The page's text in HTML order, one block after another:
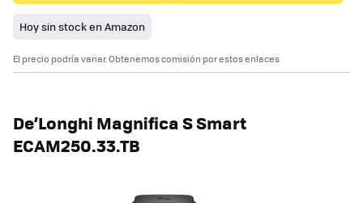
Hoy sin stock en Amazon
El precio podría variar. Obtenemos comisión por estos enlaces
De’Longhi Magnifica S Smart
ECAM250.33.TB